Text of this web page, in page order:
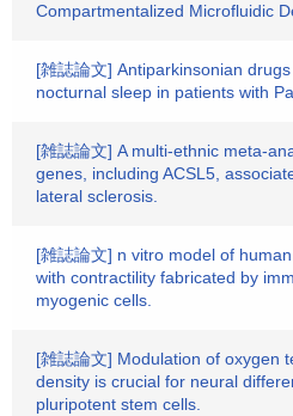
Compartmentalized Microfluidic
[雑誌論文] Antiparkinsonian
nocturnal sleep in patients with
[雑誌論文] A multi-ethnic meta-
genes, including ACSL5,
lateral sclerosis.
[雑誌論文] n vitro model of
with contractility fabricated by
myogenic cells.
[雑誌論文] Modulation of oxygen
density is crucial for neural
pluripotent stem cells.